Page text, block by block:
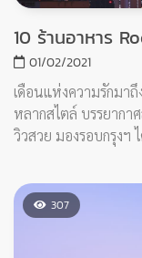
ตลาด, ถนนคนเดิน ห
ใจ ไปดูกันเลยว่ามีสถา
369